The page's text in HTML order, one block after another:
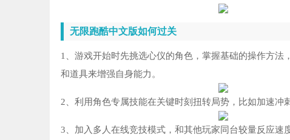
无限跑酷中文版如何过关
1、游戏开始时先挑选心仪的角色，掌握基础的操作方
和道具来增强自身能力。
2、利用角色专属技能在关键时刻扭转局势，比如加速冲
3、加入多人在线竞技模式，和其他玩家同台较量反应